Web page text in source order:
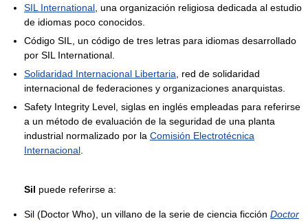
SIL International , una organización religiosa dedicada al estudio
de idiomas poco conocidos.
Código SIL, un código de tres letras para idiomas desarrollado
por SIL International.
Solidaridad Internacional Libertaria , red de solidaridad
internacional de federaciones y organizaciones anarquistas.
Safety Integrity Level, siglas en inglés empleadas para referirse
a un método de evaluación de la seguridad de una planta
industrial normalizado por la Comisión Electrotécnica
Internacional
Sil puede referirse a:
Sil (Doctor Who), un villano de la serie de ciencia ficción Doctor